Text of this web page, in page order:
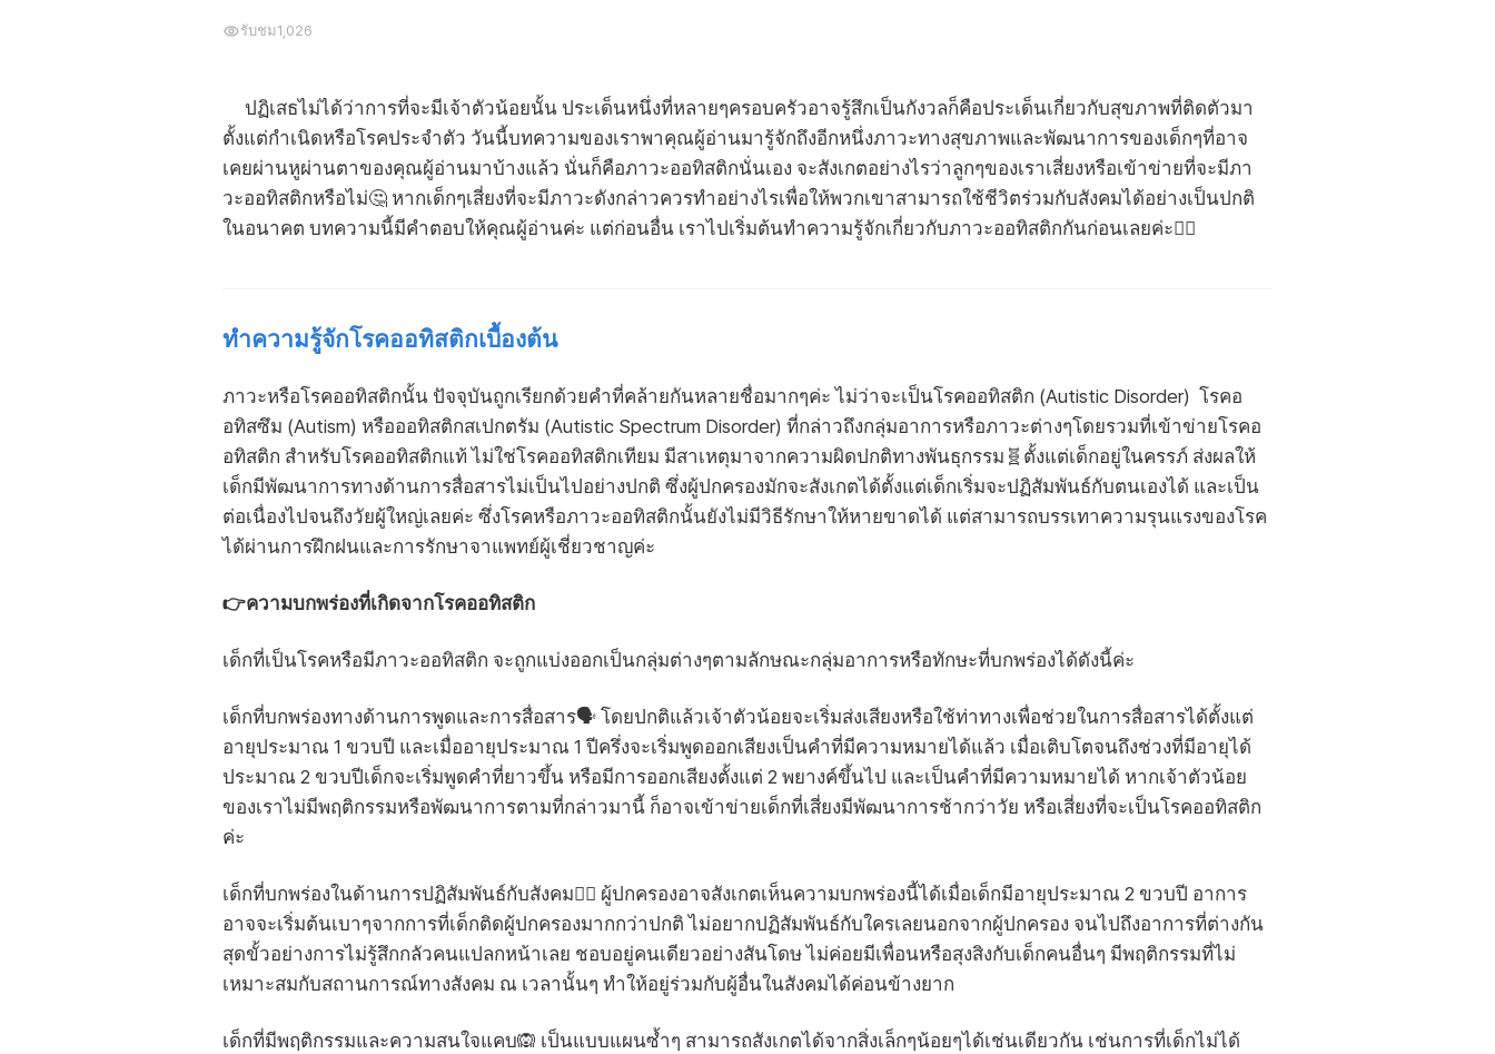
รับชม1,026
ปฏิเสธไม่ได้ว่าการที่จะมีเจ้าตัวน้อยนั้น ประเด็นหนึ่งที่หลายๆครอบครัวอาจรู้สึกเป็นกังวลก็คือประเด็นเกี่ยวกับสุขภาพที่ติดตัวมา
ตั้งแต่กำเนิดหรือโรคประจำตัว วันนี้บทความของเราพาคุณผู้อ่านมารู้จักถึงอีกหนึ่งภาวะทางสุขภาพและพัฒนาการของเด็กๆที่อาจ
เคยผ่านหูผ่านตาของคุณผู้อ่านมาบ้างแล้ว นั่นก็คือภาวะออทิสติกนั่นเอง จะสังเกตอย่างไรว่าลูกๆของเราเสี่ยงหรือเข้าข่ายที่จะมีภา
วะออทิสติกหรือไม่🤔 หากเด็กๆเสี่ยงที่จะมีภาวะดังกล่าวควรทำอย่างไรเพื่อให้พวกเขาสามารถใช้ชีวิตร่วมกับสังคมได้อย่างเป็นปกติ
ในอนาคต บทความนี้มีคำตอบให้คุณผู้อ่านค่ะ แต่ก่อนอื่น เราไปเริ่มต้นทำความรู้จักเกี่ยวกับภาวะออทิสติกกันก่อนเลยค่ะ💁‍♀️
ทำความรู้จักโรคออทิสติกเบื้องต้น
ภาวะหรือโรคออทิสติกนั้น ปัจจุบันถูกเรียกด้วยคำที่คล้ายกันหลายชื่อมากๆค่ะ ไม่ว่าจะเป็นโรคออทิสติก (Autistic Disorder) โรคอ
อทิสซึม (Autism) หรือออทิสติกสเปกตรัม (Autistic Spectrum Disorder) ที่กล่าวถึงกลุ่มอาการหรือภาวะต่างๆโดยรวมที่เข้าข่ายโรคอ
อทิสติก สำหรับโรคออทิสติกแท้ ไม่ใช่โรคออทิสติกเทียม มีสาเหตุมาจากความผิดปกติทางพันธุกรรม🧬ตั้งแต่เด็กอยู่ในครรภ์ ส่งผลให้
เด็กมีพัฒนาการทางด้านการสื่อสารไม่เป็นไปอย่างปกติ ซึ่งผู้ปกครองมักจะสังเกตได้ตั้งแต่เด็กเริ่มจะปฏิสัมพันธ์กับตนเองได้ และเป็น
ต่อเนื่องไปจนถึงวัยผู้ใหญ่เลยค่ะ ซึ่งโรคหรือภาวะออทิสติกนั้นยังไม่มีวิธีรักษาให้หายขาดได้ แต่สามารถบรรเทาความรุนแรงของโรค
ได้ผ่านการฝึกฝนและการรักษาจาแพทย์ผู้เชี่ยวชาญค่ะ
👉ความบกพร่องที่เกิดจากโรคออทิสติก
เด็กที่เป็นโรคหรือมีภาวะออทิสติก จะถูกแบ่งออกเป็นกลุ่มต่างๆตามลักษณะกลุ่มอาการหรือทักษะที่บกพร่องได้ดังนี้ค่ะ
เด็กที่บกพร่องทางด้านการพูดและการสื่อสาร🗣️ โดยปกติแล้วเจ้าตัวน้อยจะเริ่มส่งเสียงหรือใช้ท่าทางเพื่อช่วยในการสื่อสารได้ตั้งแต่
อายุประมาณ 1 ขวบปี และเมื่ออายุประมาณ 1 ปีครึ่งจะเริ่มพูดออกเสียงเป็นคำที่มีความหมายได้แล้ว เมื่อเติบโตจนถึงช่วงที่มีอายุได้
ประมาณ 2 ขวบปีเด็กจะเริ่มพูดคำที่ยาวขึ้น หรือมีการออกเสียงตั้งแต่ 2 พยางค์ขึ้นไป และเป็นคำที่มีความหมายได้ หากเจ้าตัวน้อย
ของเราไม่มีพฤติกรรมหรือพัฒนาการตามที่กล่าวมานี้ ก็อาจเข้าข่ายเด็กที่เสี่ยงมีพัฒนาการช้ากว่าวัย หรือเสี่ยงที่จะเป็นโรคออทิสติก
ค่ะ
เด็กที่บกพร่องในด้านการปฏิสัมพันธ์กับสังคม👯‍♂️ ผู้ปกครองอาจสังเกตเห็นความบกพร่องนี้ได้เมื่อเด็กมีอายุประมาณ 2 ขวบปี อาการ
อาจจะเริ่มต้นเบาๆจากการที่เด็กติดผู้ปกครองมากกว่าปกติ ไม่อยากปฏิสัมพันธ์กับใครเลยนอกจากผู้ปกครอง จนไปถึงอาการที่ต่างกัน
สุดขั้วอย่างการไม่รู้สึกกลัวคนแปลกหน้าเลย ชอบอยู่คนเดียวอย่างสันโดษ ไม่ค่อยมีเพื่อนหรือสุงสิงกับเด็กคนอื่นๆ มีพฤติกรรมที่ไม่
เหมาะสมกับสถานการณ์ทางสังคม ณ เวลานั้นๆ ทำให้อยู่ร่วมกับผู้อื่นในสังคมได้ค่อนข้างยาก
เด็กที่มีพฤติกรรมและความสนใจแคบ🙉 เป็นแบบแผนซ้ำๆ สามารถสังเกตได้จากสิ่งเล็กๆน้อยๆได้เช่นเดียวกัน เช่นการที่เด็กไม่ได้